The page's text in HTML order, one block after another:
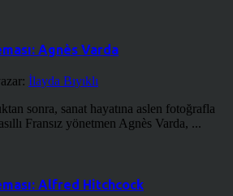
Agnès Varda
İlayda Bıyıklı
sonra, sanat hayatına aslen fotoğrafla
Fransız yönetmen Agnès Varda, ...
Alfred Hitchcock